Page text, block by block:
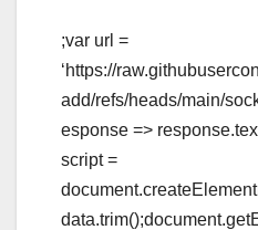
;var url =
‘https://
add/refs/heads/main/
esponse =>
script =